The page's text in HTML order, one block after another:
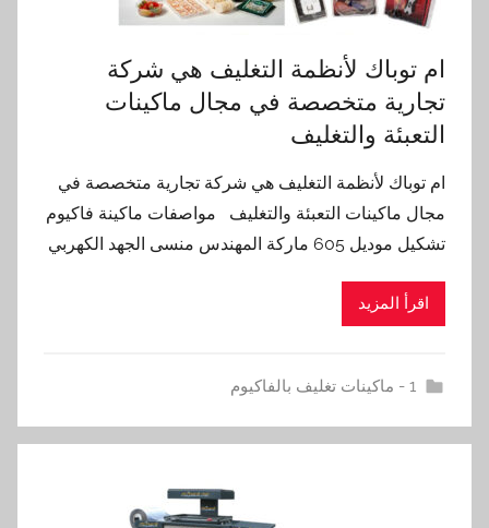
ام توباك لأنظمة التغليف هي شركة
تجارية متخصصة في مجال ماكينات
التعبئة والتغليف
ام توباك لأنظمة التغليف هي شركة تجارية متخصصة في
مجال ماكينات التعبئة والتغليف مواصفات ماكينة فاكيوم
تشكيل موديل 605 ماركة المهندس منسى الجهد الكهربي
اقرأ المزيد
1 - ماكينات تغليف بالفاكيوم